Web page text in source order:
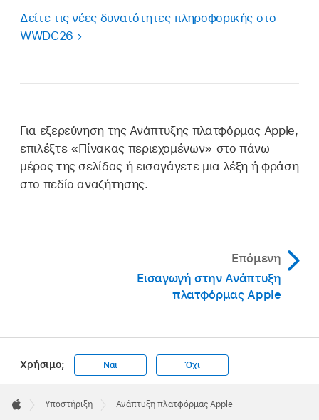
Δείτε τις νέες δυνατότητες πληροφορικής στο
WWDC26
Για εξερεύνηση της Ανάπτυξης πλατφόρμας Apple,
επιλέξτε «Πίνακας περιεχομένων» στο πάνω
μέρος της σελίδας ή εισαγάγετε μια λέξη ή φράση
στο πεδίο αναζήτησης.
Επόμενη
Εισαγωγή στην Ανάπτυξη
πλατφόρμας Apple
Χρήσιμο; Ναι Όχι
Footer

Υποστήριξη Ανάπτυξη πλατφόρμας Apple